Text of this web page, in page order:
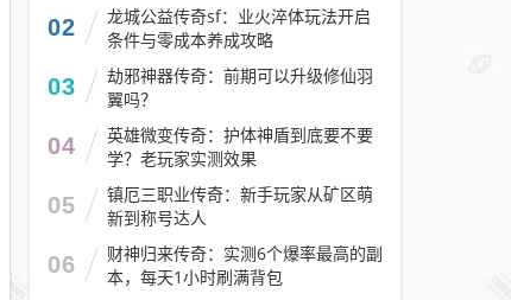
02
龙城公益传奇sf：业火淬体玩法开启
条件与零成本养成攻略
03
劫邪神器传奇：前期可以升级修仙羽
翼吗？
04
英雄微变传奇：护体神盾到底要不要
学？老玩家实测效果
05
镇厄三职业传奇：新手玩家从矿区萌
新到称号达人
06
财神归来传奇：实测6个爆率最高的副
本，每天1小时刷满背包